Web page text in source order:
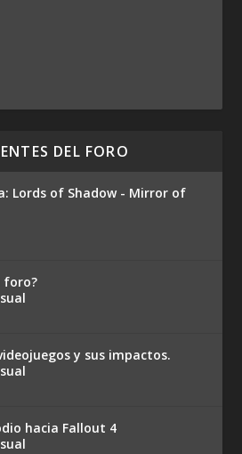
DEL FORO
Lords of Shadow - Mirror of
foro?
y sus impactos.
hacia Fallout 4